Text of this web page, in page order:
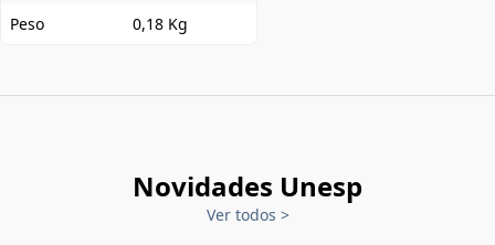
Peso
0,18 Kg
Novidades Unesp
Ver todos >